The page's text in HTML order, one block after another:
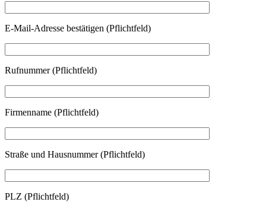
Bitte lasse dieses Feld leer.
E-Mail-Adresse bestätigen (Pflichtfeld)
Rufnummer (Pflichtfeld)
Firmenname (Pflichtfeld)
Straße und Hausnummer (Pflichtfeld)
PLZ (Pflichtfeld)